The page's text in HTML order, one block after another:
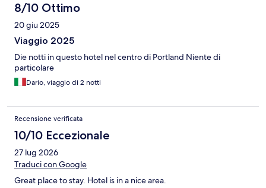
8/10 Ottimo
20 giu 2025
Viaggio 2025
Die notti in questo hotel nel centro di Portland Niente di
particolare
Dario, viaggio di 2 notti
Recensione verificata
10/10 Eccezionale
27 lug 2026
Traduci con Google
Great place to stay. Hotel is in a nice area.